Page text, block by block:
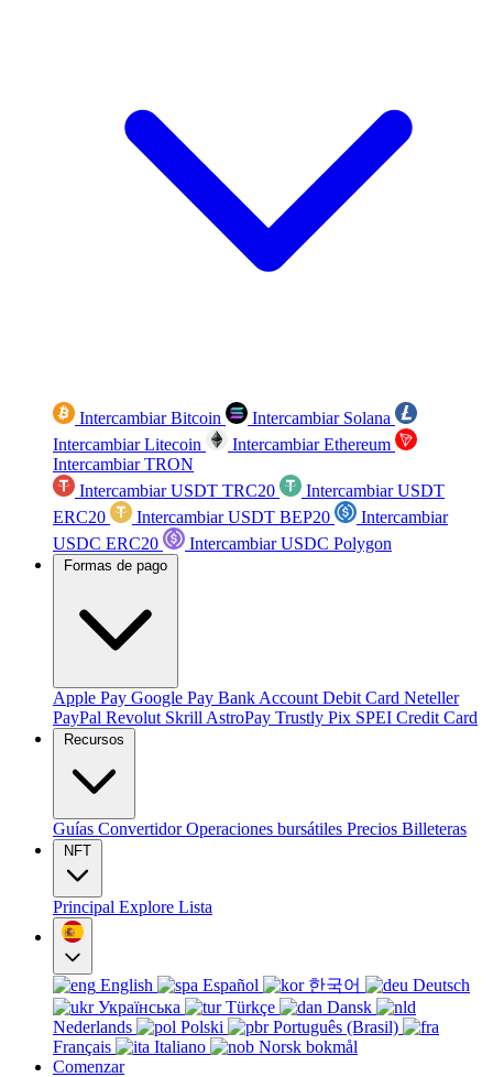
Intercambiar Bitcoin
Intercambiar Solana
Intercambiar Litecoin
Intercambiar Ethereum
Intercambiar TRON
Intercambiar USDT TRC20
Intercambiar USDT
ERC20
Intercambiar USDT BEP20
Intercambiar
USDC ERC20
Intercambiar USDC Polygon
Formas de pago
Apple Pay Google Pay Bank Account Debit Card Neteller
PayPal Revolut Skrill AstroPay Trustly Pix SPEI Credit Card
Recursos
Guías ConvertidorOperaciones bursátiles Precios Billeteras
NFT
Principal Explore Lista
English Español 한국어
Deutsch
Українська
Türkçe
Dansk
Nederlands
Polski
Português (Brasil)
Français
Italiano
Norsk bokmål
Comenzar